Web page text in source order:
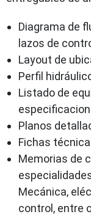
Diagrama de
lazos de
Layout de
Perfil
Listado de
Planos
Fichas
Memorias de
Mecánica,
control, entre